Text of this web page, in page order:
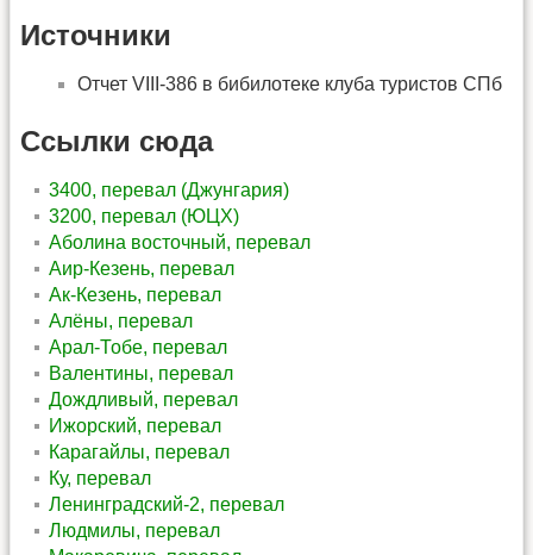
Источники
Отчет VIII-386 в бибилотеке клуба туристов СПб
Ссылки сюда
3400, перевал (Джунгария)
3200, перевал (ЮЦХ)
Аболина восточный, перевал
Аир-Кезень, перевал
Ак-Кезень, перевал
Алёны, перевал
Арал-Тобе, перевал
Валентины, перевал
Дождливый, перевал
Ижорский, перевал
Карагайлы, перевал
Ку, перевал
Ленинградский-2, перевал
Людмилы, перевал